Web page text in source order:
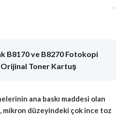
B8170 ve B8270 Fotokopi
Orijinal Toner Kartuş
ana baskı maddesi olan
mikron düzeyindeki çok ince toz